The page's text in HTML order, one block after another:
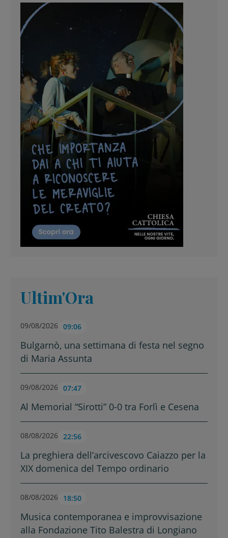
Ultim'Ora
09/08/2026 09:06
Bulgarnò, una settimana di festa nel segno
di Maria Assunta
09/08/2026 07:47
Al Memorial “Sirotti” 0-0 tra Forlì e Cesena
08/08/2026 22:56
La preghiera dell’arcivescovo Caiazzo per la
XIX domenica del Tempo ordinario
08/08/2026 18:50
Musica contemporanea e improvvisazione
alla Fondazione Tito Balestra di Longiano